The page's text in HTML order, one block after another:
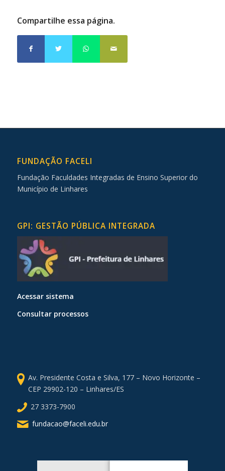
Compartilhe essa página.
FUNDAÇÃO FACELI
Fundação Faculdades Integradas de Ensino Superior do
Município de Linhares
GPI: GESTÃO PÚBLICA INTEGRADA
Acessar sistema
Consultar processos
Av. Presidente Costa e Silva, 177 – Novo Horizonte –
CEP 29902-120 – Linhares/ES
27 3373-7900
fundacao@faceli.edu.br